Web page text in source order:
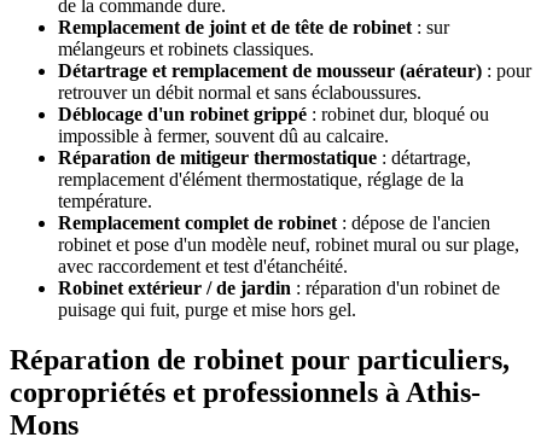
de la commande dure.
Remplacement de joint et de tête de robinet : sur
mélangeurs et robinets classiques.
Détartrage et remplacement de mousseur (aérateur) : pour
retrouver un débit normal et sans éclaboussures.
Déblocage d'un robinet grippé : robinet dur, bloqué ou
impossible à fermer, souvent dû au calcaire.
Réparation de mitigeur thermostatique : détartrage,
remplacement d'élément thermostatique, réglage de la
température.
Remplacement complet de robinet : dépose de l'ancien
robinet et pose d'un modèle neuf, robinet mural ou sur plage,
avec raccordement et test d'étanchéité.
Robinet extérieur / de jardin : réparation d'un robinet de
puisage qui fuit, purge et mise hors gel.
Réparation de robinet pour particuliers,
copropriétés et professionnels à Athis-
Mons